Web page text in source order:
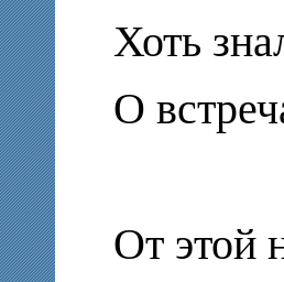
Хоть
О
От этой